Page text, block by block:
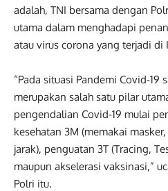
adalah, TNI bersama dengan
utama dalam menghadapi
atau virus corona yang terjadi di
“Pada situasi Pandemi Covid-19
merupakan salah satu pilar
pengendalian Covid-19 mulai
kesehatan 3M (memakai
jarak), penguatan 3T (Tracing,
maupun akselerasi vaksinasi,”
Polri itu.